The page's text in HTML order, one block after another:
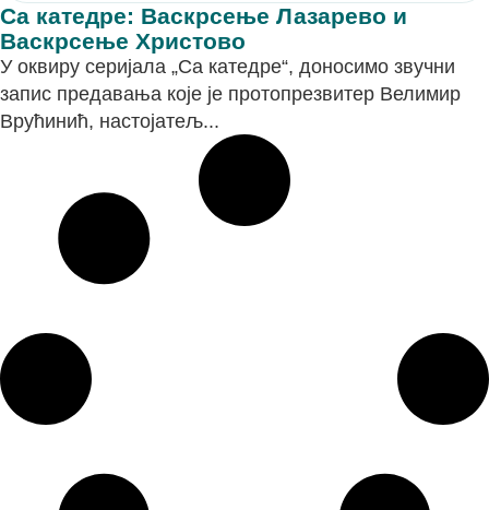
Са катедре: Васкрсење Лазарево и
Васкрсење Христово
У оквиру серијала „Са катедре“, доносимо звучни
запис предавања које је протопрезвитер Велимир
Врућинић, настојатељ...